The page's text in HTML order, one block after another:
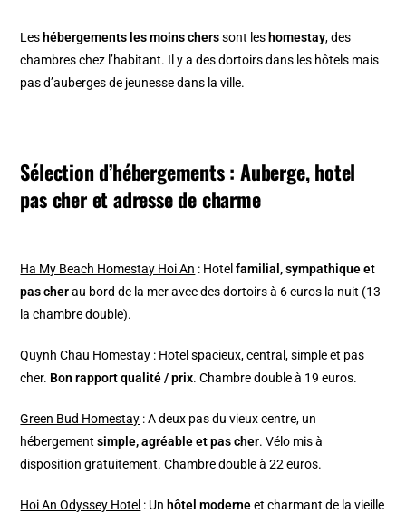
Les hébergements les moins cherssont les homestay, des
chambres chez l’habitant. Il y a des dortoirs dans les hôtels mais
pas d’auberges de jeunesse dans la ville.
Sélection d’hébergements : Auberge, hotel
pas cher et adresse de charme
Ha My Beach Homestay Hoi An : Hotelfamilial, sympathique et
pas cherau bord de la mer avec des dortoirs à 6 euros la nuit (13
la chambre double).
Quynh Chau Homestay : Hotel spacieux, central, simple et pas
cher. Bon rapport qualité / prix. Chambre double à 19 euros.
Green Bud Homestay : A deux pas du vieux centre, un
hébergementsimple, agréable et pas cher. Vélo mis à
disposition gratuitement. Chambre double à 22 euros.
Hoi An Odyssey Hotel : Un hôtel moderneet charmant de la vieille